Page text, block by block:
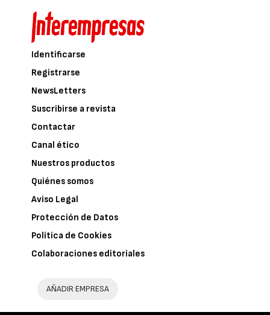
Identificarse
Registrarse
NewsLetters
Suscribirse a revista
Contactar
Canal ético
Nuestros productos
Quiénes somos
Aviso Legal
Protección de Datos
Política de Cookies
Colaboraciones editoriales
AÑADIR EMPRESA